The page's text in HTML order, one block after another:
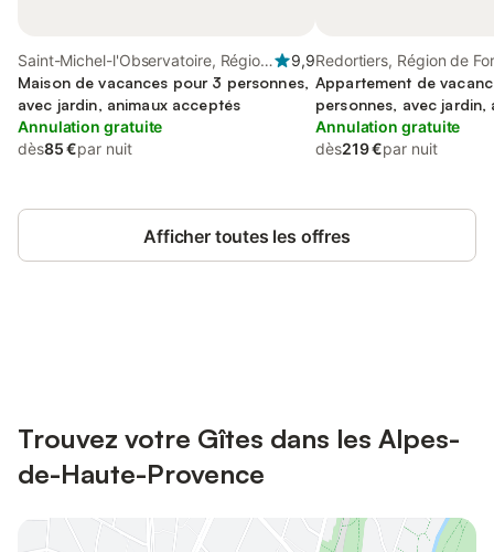
Saint-Michel-l'Observatoire, Région
de Forcalquier
9,9
Maison de vacances pour 3 personnes,
avec jardin, animaux acceptés
Annulation gratuite
dès85 €par nuit
Redortiers, Région de
Appartement de
personnes, avec jardin,
acceptés
Annulation gratuite
dès219 €par nuit
Afficher toutes les offres
Trouvez votre Gîtes dans les Alpes-
de-Haute-Provence